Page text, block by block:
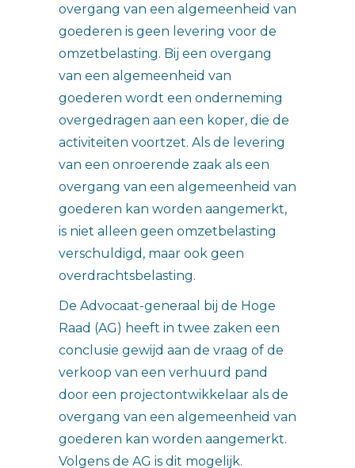
overgang van een algemeenheid van
goederen is geen levering voor de
omzetbelasting. Bij een overgang
van een algemeenheid van
goederen wordt een onderneming
overgedragen aan een koper, die de
activiteiten voortzet. Als de levering
van een onroerende zaak als een
overgang van een algemeenheid van
goederen kan worden aangemerkt,
is niet alleen geen omzetbelasting
verschuldigd, maar ook geen
overdrachtsbelasting.
De Advocaat-generaal bij de Hoge
Raad (AG) heeft in twee zaken een
conclusie gewijd aan de vraag of de
verkoop van een verhuurd pand
door een projectontwikkelaar als de
overgang van een algemeenheid van
goederen kan worden aangemerkt.
Volgens de AG is dit mogelijk.